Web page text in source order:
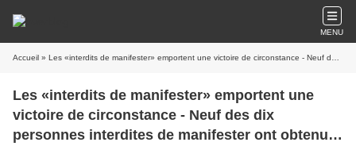
MENU
Accueil » Les «interdits de manifester» emportent une victoire de circonstance - Neuf des dix personnes interdites de manifester ont obtenu gain de cause devant le tribunal administratif
Les «interdits de manifester» emportent une
victoire de circonstance - Neuf des dix
personnes interdites de manifester ont obtenu